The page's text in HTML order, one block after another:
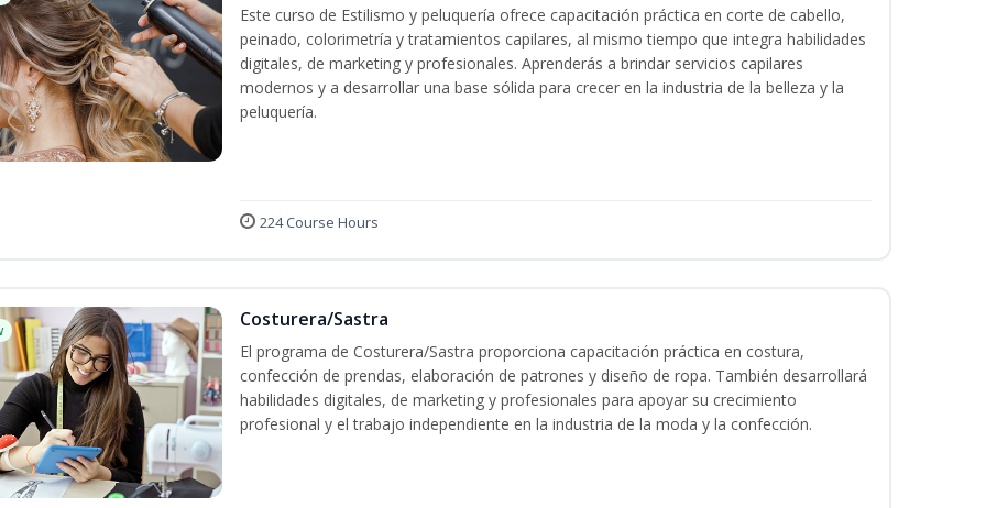
Este curso de Estilismo y peluquería ofrece capacitación práctica en corte de cabello,
peinado, colorimetría y tratamientos capilares, al mismo tiempo que integra habilidades
digitales, de marketing y profesionales. Aprenderás a brindar servicios capilares
modernos y a desarrollar una base sólida para crecer en la industria de la belleza y la
peluquería.
224 Course Hours
Costurera/Sastra
El programa de Costurera/Sastra proporciona capacitación práctica en costura,
confección de prendas, elaboración de patrones y diseño de ropa. También desarrollará
habilidades digitales, de marketing y profesionales para apoyar su crecimiento
profesional y el trabajo independiente en la industria de la moda y la confección.